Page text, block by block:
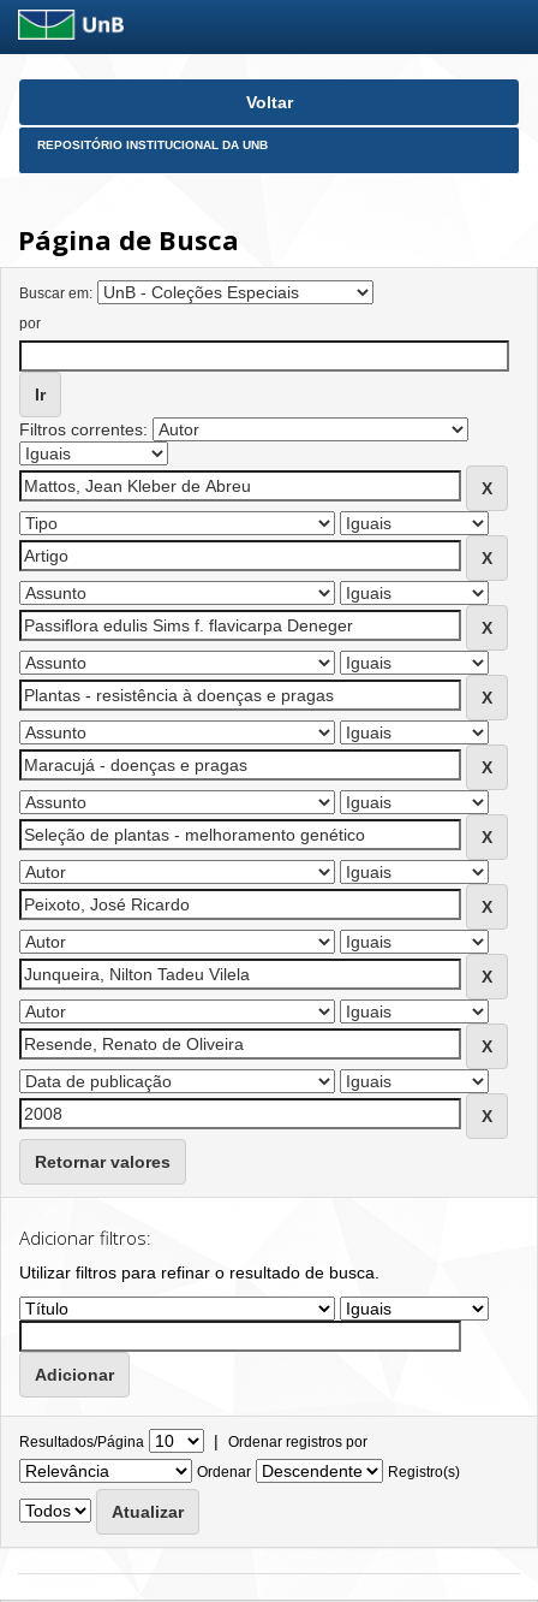
Skip
Voltar
REPOSITÓRIO INSTITUCIONAL DA UNB
Página de Busca
Buscar em:
por
Filtros correntes:
Retornar valores
Adicionar filtros:
Utilizar filtros para refinar o resultado de busca.
Resultados/Página | Ordenar registros por
Ordenar
Registro(s)